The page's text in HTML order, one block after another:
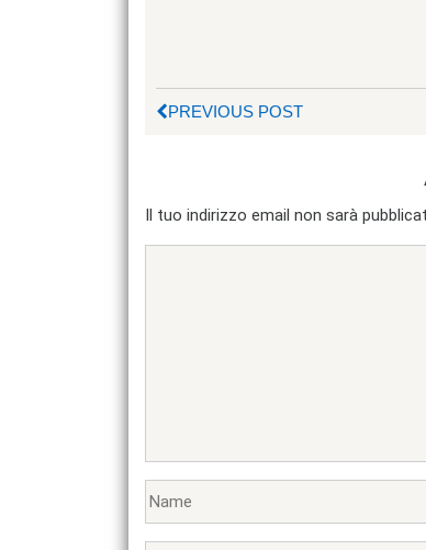
PREVIOUS POST
Il tuo indirizzo email non sarà